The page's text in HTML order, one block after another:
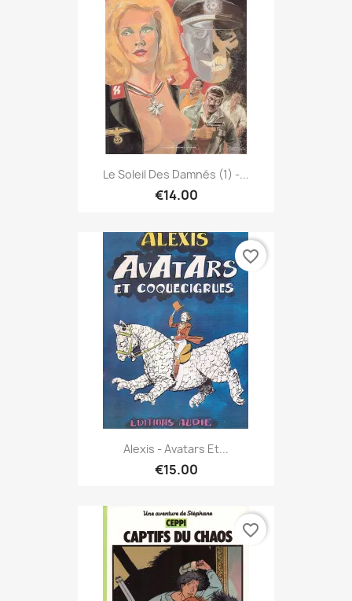
Le Soleil Des Damnés (1) -...
€14.00
Alexis - Avatars Et...
€15.00
favorite_border
favorite_border